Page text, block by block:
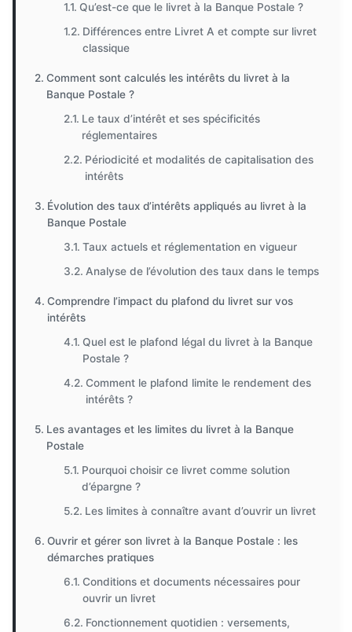
Qu’est-ce que le livret à la Banque Postale ?
Différences entre Livret A et compte sur livret
classique
Comment sont calculés les intérêts du livret à la
Banque Postale ?
Le taux d’intérêt et ses spécificités
réglementaires
Périodicité et modalités de capitalisation des
intérêts
Évolution des taux d’intérêts appliqués au livret à la
Banque Postale
Taux actuels et réglementation en vigueur
Analyse de l’évolution des taux dans le temps
Comprendre l’impact du plafond du livret sur vos
intérêts
Quel est le plafond légal du livret à la Banque
Postale ?
Comment le plafond limite le rendement des
intérêts ?
Les avantages et les limites du livret à la Banque
Postale
Pourquoi choisir ce livret comme solution
d’épargne ?
Les limites à connaître avant d’ouvrir un livret
Ouvrir et gérer son livret à la Banque Postale : les
démarches pratiques
Conditions et documents nécessaires pour
ouvrir un livret
Fonctionnement quotidien : versements,